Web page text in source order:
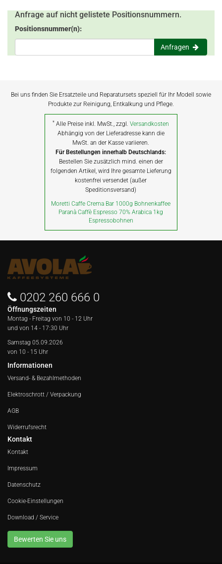
Anfrage auf nicht gelistete Positionsnummern.
Positionsnummer(n):
Anfragen
Bei uns finden Sie Ersatzteile und Reparatursets speziell für Ihr Modell sowie
Produkte zur Reinigung, Entkalkung und Pflege.
* Alle Preise inkl. MwSt., zzgl.Versandkosten
Abhängig von der Lieferadresse kann die
MwSt. an der Kasse variieren.
Für Bestellungen innerhalb Deutschlands:
Bestellen Sie zusätzlich mind. einen der
folgenden Artikel, wird Ihre gesamte Lieferung
kostenfrei versendet (außer
Speditionsversand)
Moretti Caffe Crema Bar 1000g Bohnenkaffee
Paranà Caffè Espresso 70% Arabica 1kg
Espressobohnen
0202 260 666 0
Öffnungszeiten
Montag - Freitag von 10 - 12 Uhr
und von 14 - 17:30 Uhr
Samstag 05.09.2026
von 10 - 15 Uhr
Informationen
Versand- & Bezahlmethoden
Elektroschrott / Verpackung
AGB
Widerrufsrecht
Kontakt
Kontakt
Impressum
Datenschutz
Cookie-Einstellungen
Download / Service
Bewerten Sie uns